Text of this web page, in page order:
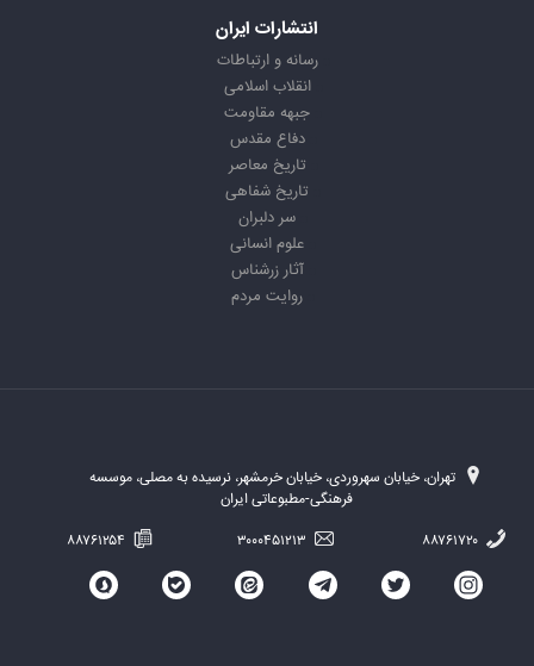
انتشارات ایران
رسانه و ارتباطات
انقلاب اسلامی
جبهه مقاومت
دفاع مقدس
تاریخ معاصر
تاریخ شفاهی
سر دلبران
علوم انسانی
آثار زرشناس
روایت مردم
تهران، خیابان سهروردی، خیابان خرمشهر، نرسیده به مصلی، موسسه
فرهنگی-مطبوعاتی ایران